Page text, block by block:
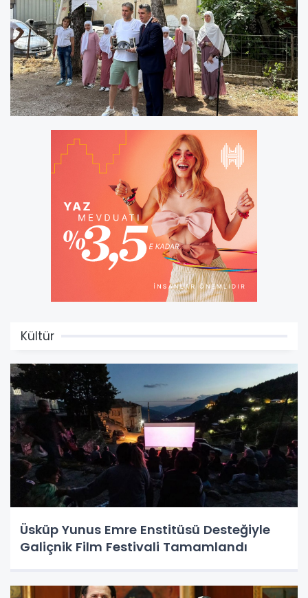
Kültür
Üsküp Yunus Emre Enstitüsü Desteğiyle
Galiçnik Film Festivali Tamamlandı